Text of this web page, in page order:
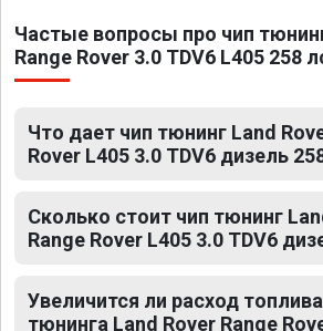
Частые вопросы про чип
Range Rover 3.0 TDV6 L405 258
Что дает чип тюнинг Land
Rover L405 3.0 TDV6 дизель
Сколько стоит чип тюнинг
Range Rover L405 3.0 TDV6
Увеличится ли расход
тюнинга Land Rover Range